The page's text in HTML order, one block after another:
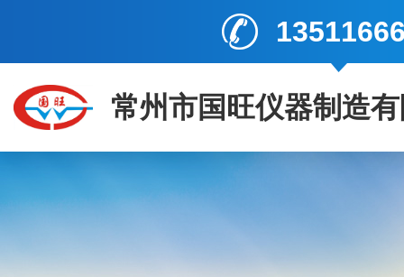
常州市国旺仪器制造